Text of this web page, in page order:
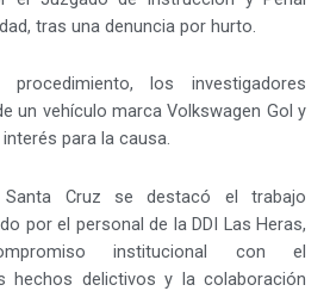
tras una denuncia por hurto.
los investigadores
un vehículo marca Volkswagen Gol y
para la causa.
Cruz se destacó el trabajo
por el personal de la DDI Las Heras,
institucional con el
hechos delictivos y la colaboración